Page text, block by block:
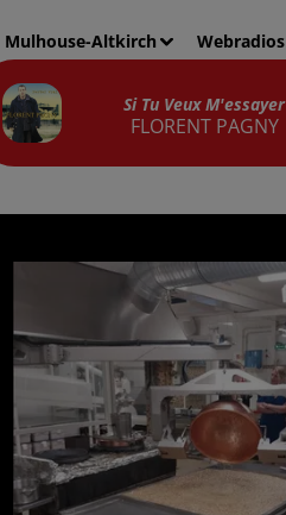
Mulhouse-Altkirch Webradios
Si Tu Veux M'essayer
FLORENT PAGNY